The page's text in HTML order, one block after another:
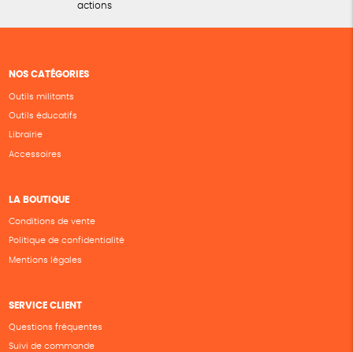
actions
NOS CATÉGORIES
Outils militants
Outils éducatifs
Librairie
Accessoires
LA BOUTIQUE
Conditions de vente
Politique de confidentialité
Mentions légales
SERVICE CLIENT
Questions fréquentes
Suivi de commande